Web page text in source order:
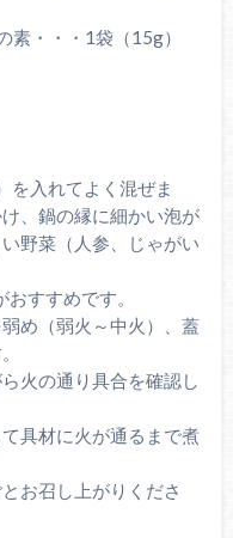
・・・1袋（15g）
を入れてよく混ぜま
、鍋の縁に細かい泡が
野菜（人参、じゃがい
すすめです。
め（弱火～中火）、蓋
火の通り具合を確認し
具材に火が通るまで煮
お召し上がりくださ